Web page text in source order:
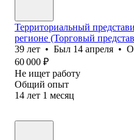
Территориальный
регионе (Торговый
39 лет • Был 14 апреля •
60 000 ₽
Не ищет работу
Общий опыт
14 лет 1 месяц